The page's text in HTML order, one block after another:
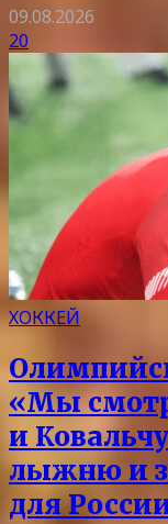
09.08.2026
20
ХОККЕЙ
«Мы
и
лыжню и
для